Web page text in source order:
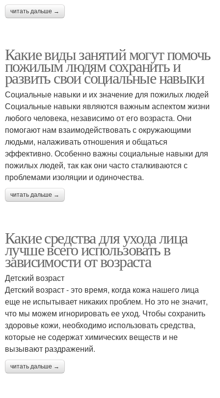
читать дальше →
Какие виды занятий могут помочь
пожилым людям сохранить и
развить свои социальные навыки
Социальные навыки и их значение для пожилых людей
Социальные навыки являются важным аспектом жизни
любого человека, независимо от его возраста. Они
помогают нам взаимодействовать с окружающими
людьми, налаживать отношения и общаться
эффективно. Особенно важны социальные навыки для
пожилых людей, так как они часто сталкиваются с
проблемами изоляции и одиночества.
читать дальше →
Какие средства для ухода лица
лучше всего использовать в
зависимости от возраста
Детский возраст
Детский возраст - это время, когда кожа нашего лица
еще не испытывает никаких проблем. Но это не значит,
что мы можем игнорировать ее уход. Чтобы сохранить
здоровье кожи, необходимо использовать средства,
которые не содержат химических веществ и не
вызывают раздражений.
читать дальше →